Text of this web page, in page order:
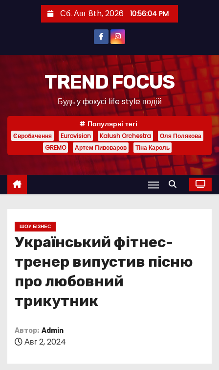
и
Сб. Авг 8th, 2026 10:56:05 PM
TREND FOCUS
Будь у фокусі life style подій
Популярні тегі
Євробачення Eurovision Kalush Orchestra
Оля Полякова
GREMO
Артем Пивоваров Тіна Кароль
ШОУ БІЗНЕС
Український фітнес-
тренер випустив пісню
про любовний
трикутник
Автор: Admin
Авг 2, 2024